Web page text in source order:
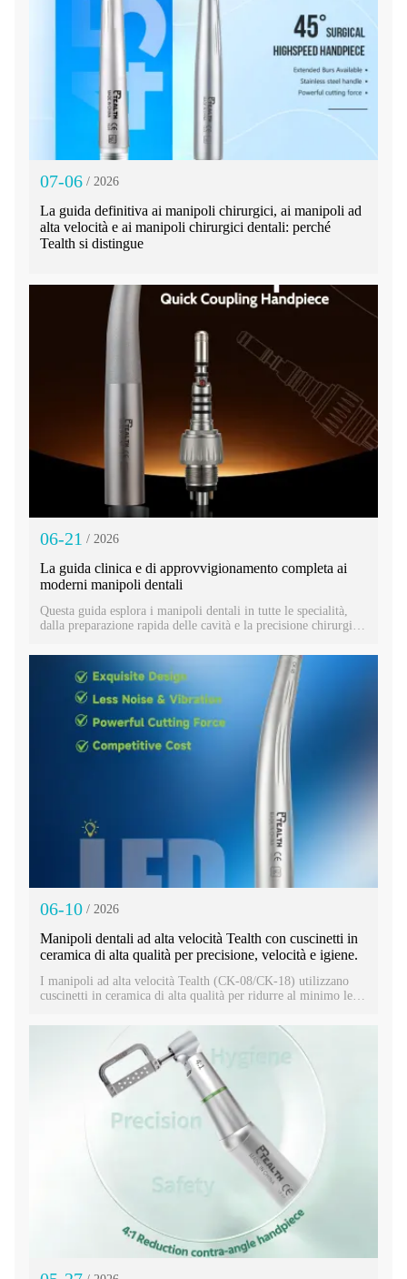
07-06 / 2026
La guida definitiva ai manipoli chirurgici, ai manipoli ad
alta velocità e ai manipoli chirurgici dentali: perché
Tealth si distingue
06-21 / 2026
La guida clinica e di approvvigionamento completa ai
moderni manipoli dentali
Questa guida esplora i manipoli dentali in tutte le specialità,
dalla preparazione rapida delle cavità e la precisione chirurgica
dentale giusto migliora l'efficienza, il comfort del paziente e i
risultati clinici. Una corretta manutenzione protegge il tuo
investimento, mentre la comprensione delle differenze
principali ti permette di attrezzare il tuo studio per un successo
duraturo e un'assistenza di qualità superiore.
06-10 / 2026
Manipoli dentali ad alta velocità Tealth con cuscinetti in
ceramica di alta qualità per precisione, velocità e igiene.
I manipoli ad alta velocità Tealth (CK-08/CK-18) utilizzano
cuscinetti in ceramica di alta qualità per ridurre al minimo le
una lunga durata anche dopo la sterilizzazione a 135 °C. Grazie
alla certificazione ISO/CE, ai sistemi aria-acqua indipendenti,
all'illuminazione a LED e alle testine ad alta coppia, offrono
prestazioni cliniche precise, silenziose e affidabili in tutto il